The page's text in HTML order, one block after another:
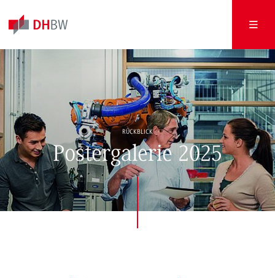
RÜCKBLICK
Postergalerie 2025